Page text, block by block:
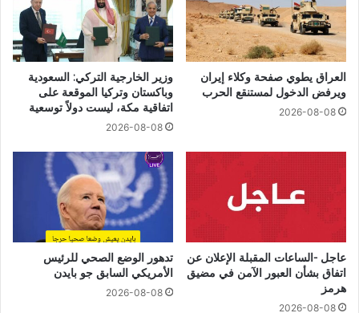
العراق يطوي صفحة وكلاء إيران
ويرفض الدخول لمستنقع الحرب
2026-08-08
وزير الخارجية التركي: السعودية
وباكستان وتركيا الموقعة على
اتفاقية مكة، ليست دولاً توسعية
2026-08-08
عاجل -الساعات المقبلة الإعلان عن
اتفاق بشأن العبور الآمن في مضيق
هرمز
2026-08-08
تدهور الوضع الصحي للرئيس
الأمريكي السابق جو بايدن
2026-08-08